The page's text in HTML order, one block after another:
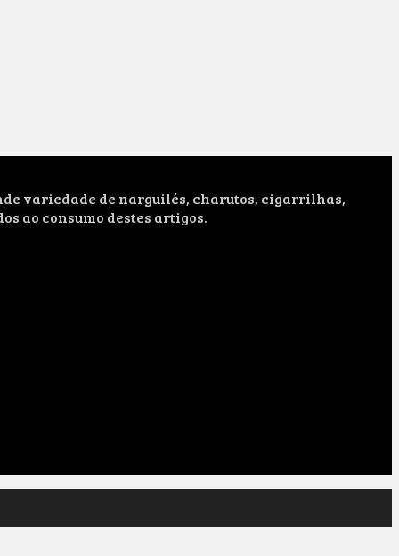
variedade de narguilés, charutos, cigarrilhas,
ao consumo destes artigos.